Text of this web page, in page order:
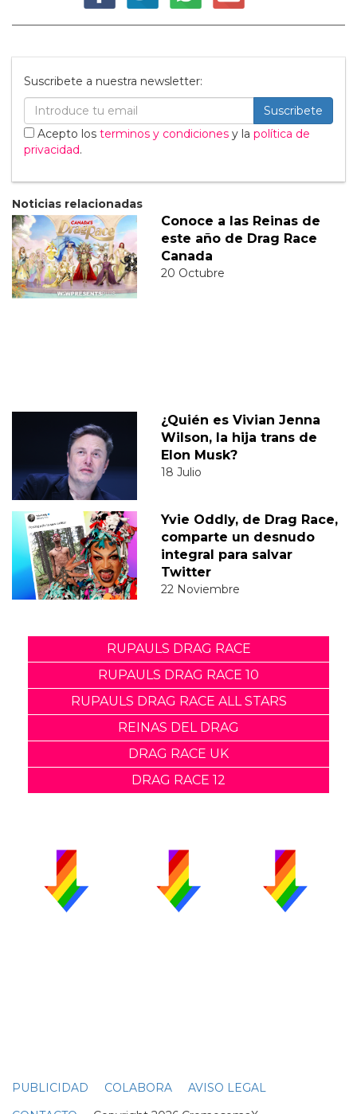
Suscribete a nuestra newsletter:
Suscribete
Acepto los terminos y condiciones y la política de
privacidad.
Noticias relacionadas
Conoce a las Reinas de
este año de Drag Race
Canada
20 Octubre
¿Quién es Vivian Jenna
Wilson, la hija trans de
Elon Musk?
18 Julio
Yvie Oddly, de Drag Race,
comparte un desnudo
integral para salvar
Twitter
22 Noviembre
RUPAULS DRAG RACE
RUPAULS DRAG RACE 10
RUPAULS DRAG RACE ALL STARS
REINAS DEL DRAG
DRAG RACE UK
DRAG RACE 12
PUBLICIDAD COLABORA
AVISO LEGAL